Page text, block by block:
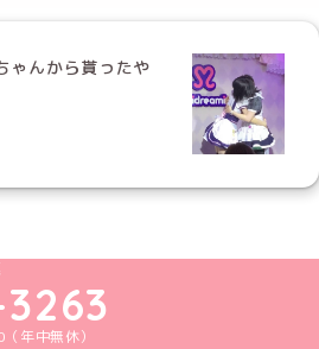
ゃんから貰ったや
りーみんTikTok公式アカウント
いどりーみんX公式アカウント
めいどりーみんInstagram公式アカウント
めいどりーみんFacebook公式アカウン
めいどりーみんYouTube公式アカ
年中無休）